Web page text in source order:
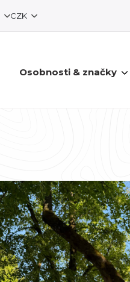
CZK
Osobnosti & značky